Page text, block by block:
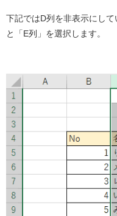
下記ではD列を非表示にして
と「E列」を選択します。